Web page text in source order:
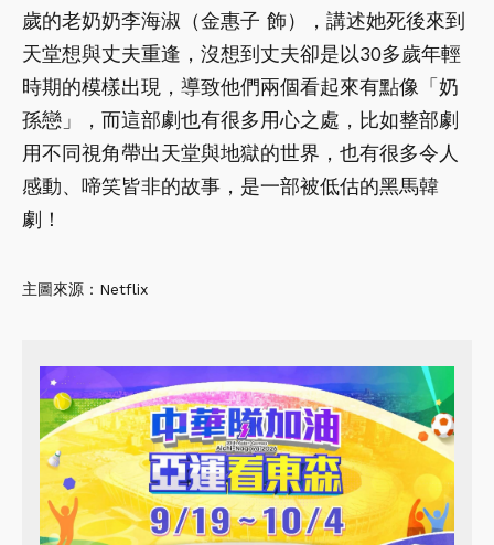
歲的老奶奶李海淑（金惠子 飾），講述她死後來到
天堂想與丈夫重逢，沒想到丈夫卻是以30多歲年輕
時期的模樣出現，導致他們兩個看起來有點像「奶
孫戀」，而這部劇也有很多用心之處，比如整部劇
用不同視角帶出天堂與地獄的世界，也有很多令人
感動、啼笑皆非的故事，是一部被低估的黑馬韓
劇！
主圖來源：Netflix